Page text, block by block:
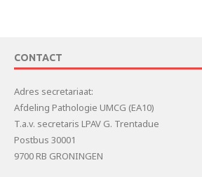
CONTACT
Adres secretariaat:
Afdeling Pathologie UMCG (EA10)
T.a.v. secretaris LPAV G. Trentadue
Postbus 30001
9700 RB GRONINGEN